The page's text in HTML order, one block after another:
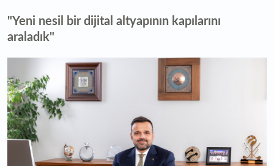
"Yeni nesil bir dijital altyapının kapılarını
araladık"